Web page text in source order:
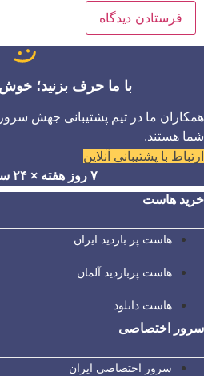
با ما حرف بزنید؛
همکاران ما در تیم پشتیبانی جهش
شما هستند.
ارتباط با پشتیبانی آنلاین
۷ روز هفته × ۲۴ ساعت روز
خرید هاست
هاست پر بازدید ایران
هاست پربازدید آلمان
هاست دانلود
سرور اختصاصی
سرور اختصاصی ایران